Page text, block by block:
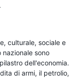
culturale, sociale e
sono
dell'economia.
di armi, il petrolio,